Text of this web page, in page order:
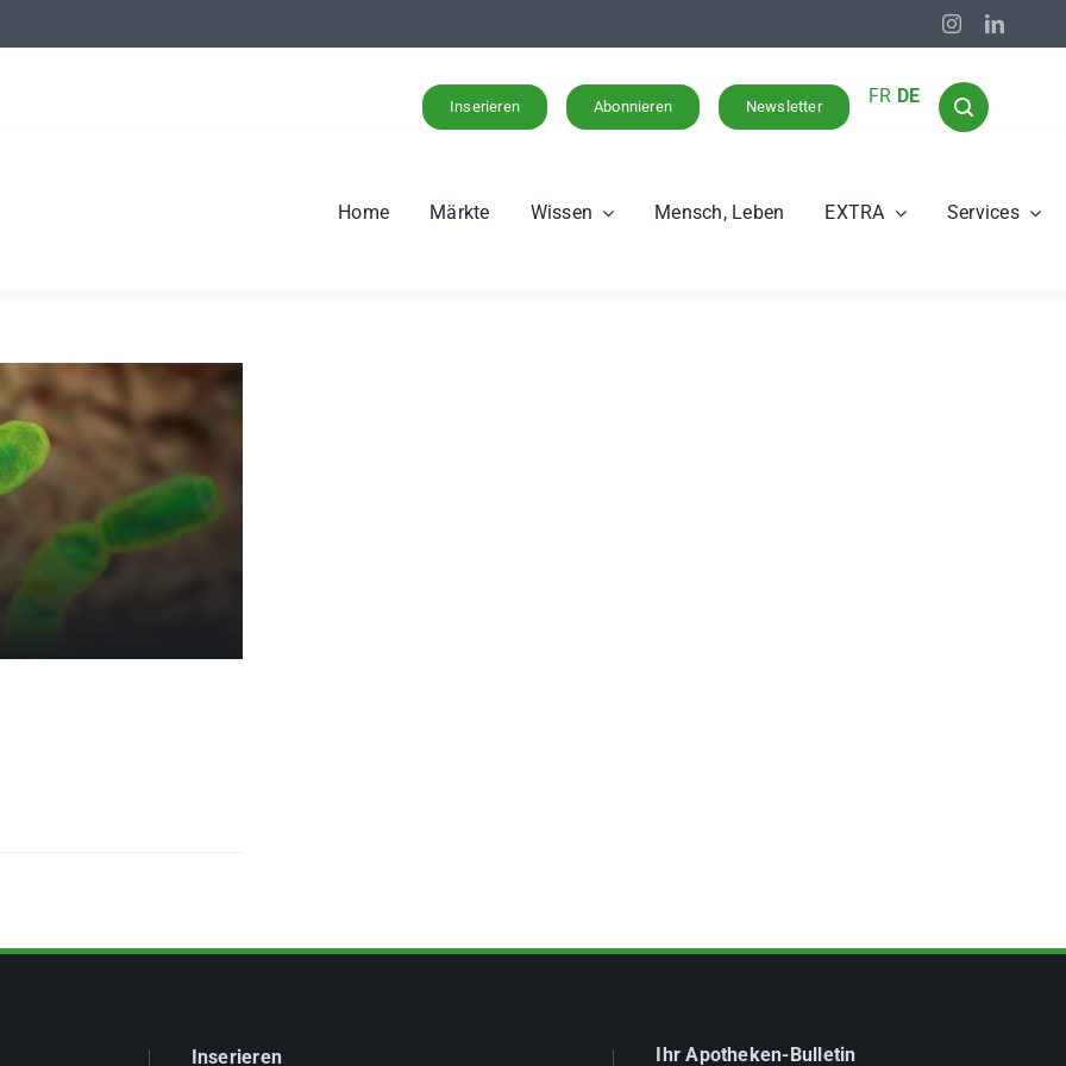
Inserieren Abonnieren Newsletter FR DE
Home Märkte Wissen Mensch, Leben EXTRA Services
Inserieren Ihr Apotheken-Bulletin